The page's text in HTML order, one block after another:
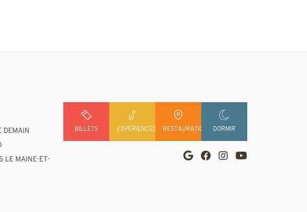
DEMAIN
LE MAINE-ET-
BILLETS EXPÉRIENCES RESTAURATION DORMIR